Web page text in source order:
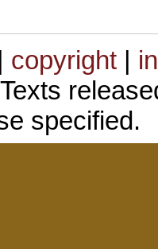
| copyright|
specified.